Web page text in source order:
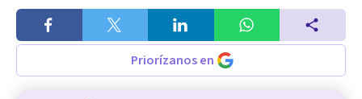
Priorízanos en